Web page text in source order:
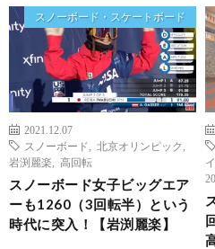
スノーボード・スケートボード
2021.12.07
スノーボード
北京オリンピック
岩渕麗楽
高回転
スノーボード女子ビッグエア
ーも1260（3回転半）という
時代に突入！【岩渕麗楽】